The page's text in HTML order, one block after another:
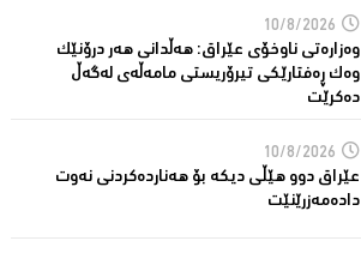
10/8/2026
وەزارەتی ناوخۆی عێراق: هەڵدانی هەر درۆنێک
وەک ڕەفتارێکی تیرۆریستی مامەڵەی لەگەڵ
دەکرێت
10/8/2026
عێراق دوو هێڵى دیکە بۆ هەناردەکردنی نەوت
دادەمەزرێنێت